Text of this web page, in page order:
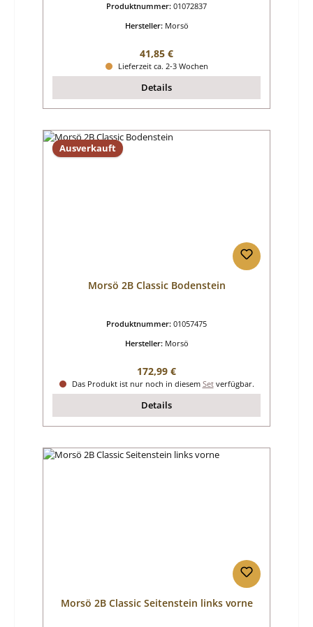
Produktnummer: 01072837
Hersteller: Morsö
Regulärer Preis:
41,85 €
Lieferzeit ca. 2-3 Wochen
Details
Ausverkauft
Morsö 2B Classic Bodenstein
Produktnummer: 01057475
Hersteller: Morsö
Regulärer Preis:
172,99 €
Das Produkt ist nur noch in diesem Setverfügbar.
Details
Morsö 2B Classic Seitenstein links vorne